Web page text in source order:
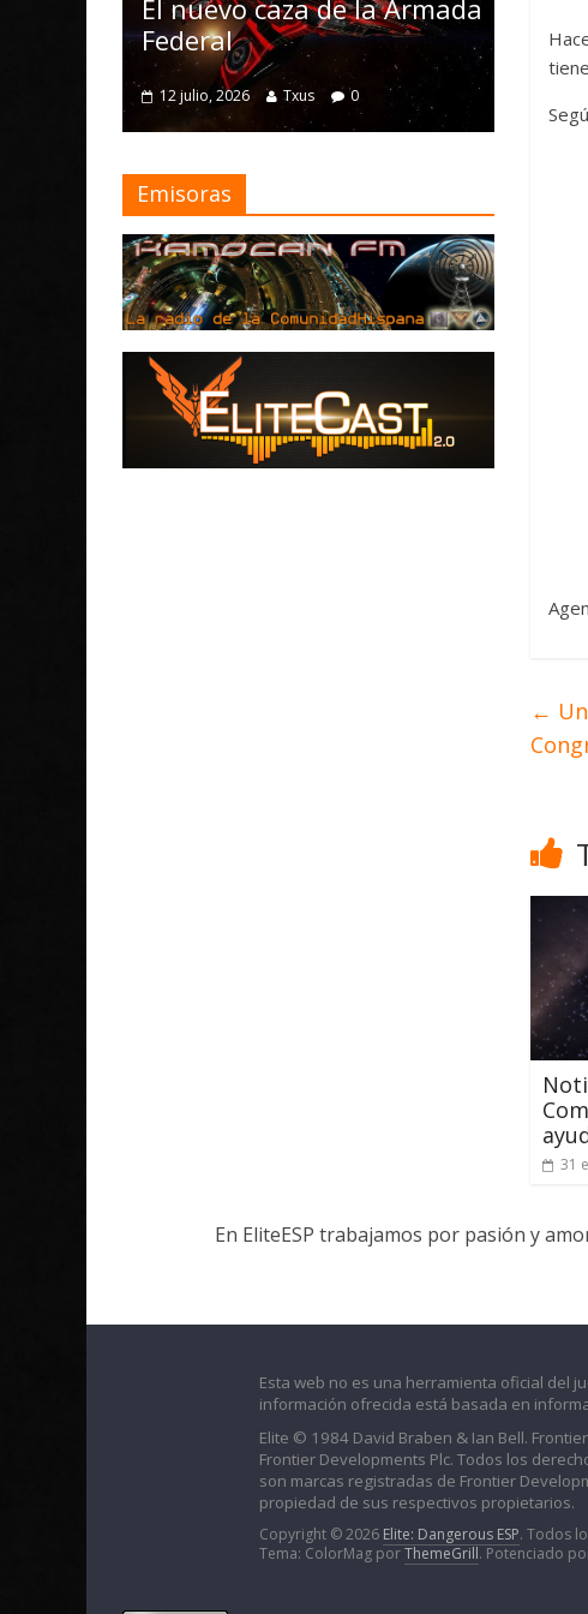
←
31
El nuevo caza de la Armada
Txus 0
mejoras
4 julio, 2026
Emisoras
En EliteESP trabajamos por pasión y
Esta web no es una herramienta oficial del
información ofrecida está basada en
Elite © 1984 David Braben & Ian Bell.
Frontier Developments Plc. Todos los
son marcas registradas de Frontier
propiedad de sus respectivos propietarios.
Copyright © 2026 Elite: Dangerous ESP. Todos
Tema: ColorMag porThemeGrill. Potenciado